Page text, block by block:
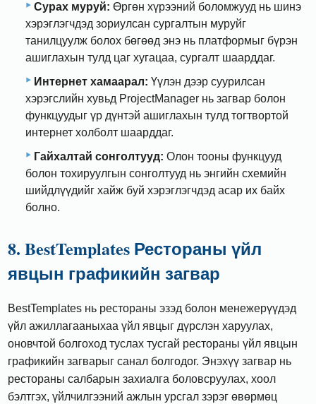
Сурах муруй: Өргөн хүрээний боломжууд нь шинэ
хэрэглэгчдэд зориулсан сургалтын муруйг
танилцуулж болох бөгөөд энэ нь платформыг бүрэн
ашиглахын тулд цаг хугацаа, сургалт шаарддаг.
Интернет хамаарал: Үүлэн дээр суурилсан
хэрэгслийн хувьд ProjectManager нь загвар болон
функцуудыг үр дүнтэй ашиглахын тулд тогтвортой
интернет холболт шаарддаг.
Гайхалтай сонголтууд: Олон тооны функцууд
болон тохируулгын сонголтууд нь энгийн схемийн
шийдлүүдийг хайж буй хэрэглэгчдэд асар их байх
болно.
8. BestTemplates Рестораны үйл
явцын графикийн загвар
BestTemplates нь рестораны эзэд болон менежерүүдэд
үйл ажиллагааныхаа үйл явцыг дүрслэн харуулах,
оновчтой болгоход туслах тусгай рестораны үйл явцын
графикийн загварыг санал болгодог. Энэхүү загвар нь
рестораны салбарын захиалга боловсруулах, хоол
бэлтгэх, үйлчилгээний ажлын урсгал зэрэг өвөрмөц